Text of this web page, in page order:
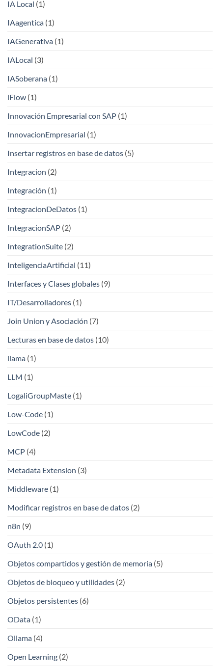
IA Local (1)
IAagentica (1)
IAGenerativa (1)
IALocal (3)
IASoberana (1)
iFlow (1)
Innovación Empresarial con SAP (1)
InnovacionEmpresarial (1)
Insertar registros en base de datos (5)
Integracion (2)
Integración (1)
IntegracionDeDatos (1)
IntegracionSAP (2)
IntegrationSuite (2)
InteligenciaArtificial (11)
Interfaces y Clases globales (9)
IT/Desarrolladores (1)
Join Union y Asociación (7)
Lecturas en base de datos (10)
llama (1)
LLM (1)
LogaliGroupMaste (1)
Low-Code (1)
LowCode (2)
MCP (4)
Metadata Extension (3)
Middleware (1)
Modificar registros en base de datos (2)
n8n (9)
OAuth 2.0 (1)
Objetos compartidos y gestión de memoria (5)
Objetos de bloqueo y utilidades (2)
Objetos persistentes (6)
OData (1)
Ollama (4)
Open Learning (2)